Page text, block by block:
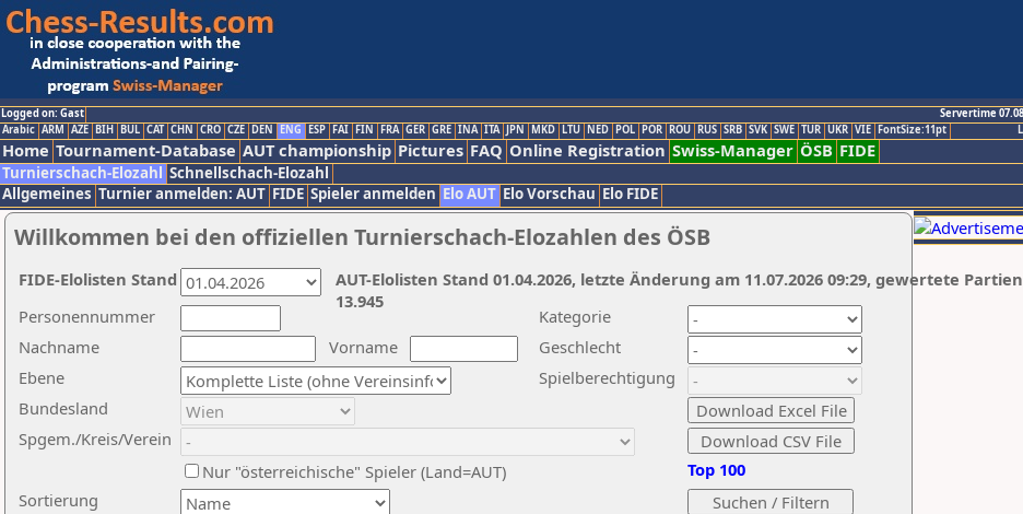
Logged on: Gast
Servertime
Arabic ARM AZE BIH BUL CAT CHN CRO CZE DEN ENG ESP FAI FIN FRA GER GRE INA ITA JPN MKD LTU NED POL POR ROU RUS SRB SVK SWE TUR UKR VIE FontSize:11pt
Home Tournament-Database AUT championship Pictures FAQ Online Registration Swiss-Manager ÖSB FIDE
Turnierschach-Elozahl Schnellschach-Elozahl
Allgemeines Turnier anmelden: AUT FIDE Spieler anmelden Elo AUT Elo Vorschau Elo FIDE
Willkommen bei den offiziellen Turnierschach-Elozahlen des ÖSB
Nachname
Vorname
Ebene
Kategorie
Sortierung
Personennummer
Bundesland
Spgem./Kreis/Verein
Geschlecht
Nur "österreichische" Spieler (Land=AUT)
Spielberechtigung
Top 100
AUT-Elolisten Stand 01.04.2026, letzte Änderung am 11.07.2026 09:29, gewertete
13.945
FIDE-Elolisten Stand